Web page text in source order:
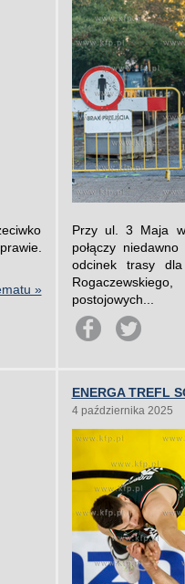
»
Przy ul. 3 Maja
połączy
odcinek trasy
postojowych...
ENERGA TREFL
4 października 2025